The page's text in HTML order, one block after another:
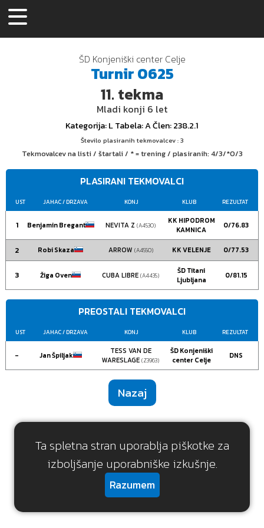
Ta spletna stran uporablja piškotke za
izboljšanje uporabniške izkušnje.
Razumem
ŠD Konjeniški center Celje
Turnir0625
11. tekma
Mladi konji 6 let
Kategorija: LTabela: AČlen: 238.2.1
Število plasiranih tekmovalcev : 3
Tekmovalcev na listi / štartali / * = trening / plasiranih: 4/3/*0/3
PLASIRANI TEKMOVALCI
UST JAHAC/ DRZAVA KONJ KLUB REZULTAT
1 Benjamin Bregant NEVITA Z(A4530)
KK HIPODROM
KAMNICA
0/76.83
2 Robi Skaza ARROW (A4550) KK VELENJE 0/77.53
3 Žiga Oven CUBA LIBRE(A4435)
ŠD Titani
Ljubljana
0/81.15
PREOSTALI TEKMOVALCI
UST JAHAC/ DRZAVA KONJ KLUB REZULTAT
- Jan Špiljak
TESS VAN DE
WARESLAGE(Z3963)
ŠD Konjeniški
center Celje
DNS
Nazaj